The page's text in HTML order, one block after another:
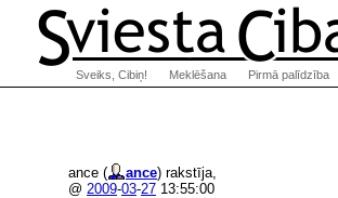
ance ( ance) rakstīja,
@ 2009-03-27 13:55:00
Sveiks, Cibiņ! Meklēšana Pirmā palīdzība